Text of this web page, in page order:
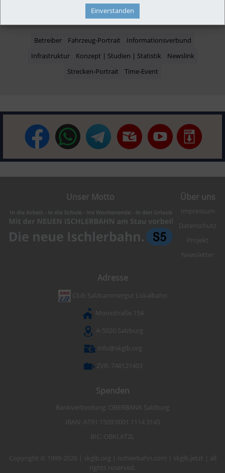
Betreiber Fahrzeug-Portrait
Informationsverbund
Infrastruktur
Konzept | Studien | Statistik
Newslink
Strecken-Portrait
Time-Event
Unser Motto Über uns
Impressum
Datenschutz
Projekt
Newsletter
Adresse
Club Salzkammergut Lokalbahn
Moosstraße 154
A-5020 Salzburg
info@skglb.org
ZVR: 748121403
Spenden
Bankverbindung: OBERBANK Salzburg
IBAN: AT91 1509 0001 1114 3145
BIC: OBKLAT2L
Copyright © 1999-2026 | skglb.org | ischlerbahn.com | skglb.jetzt | all
rights reserved.
Einverstanden